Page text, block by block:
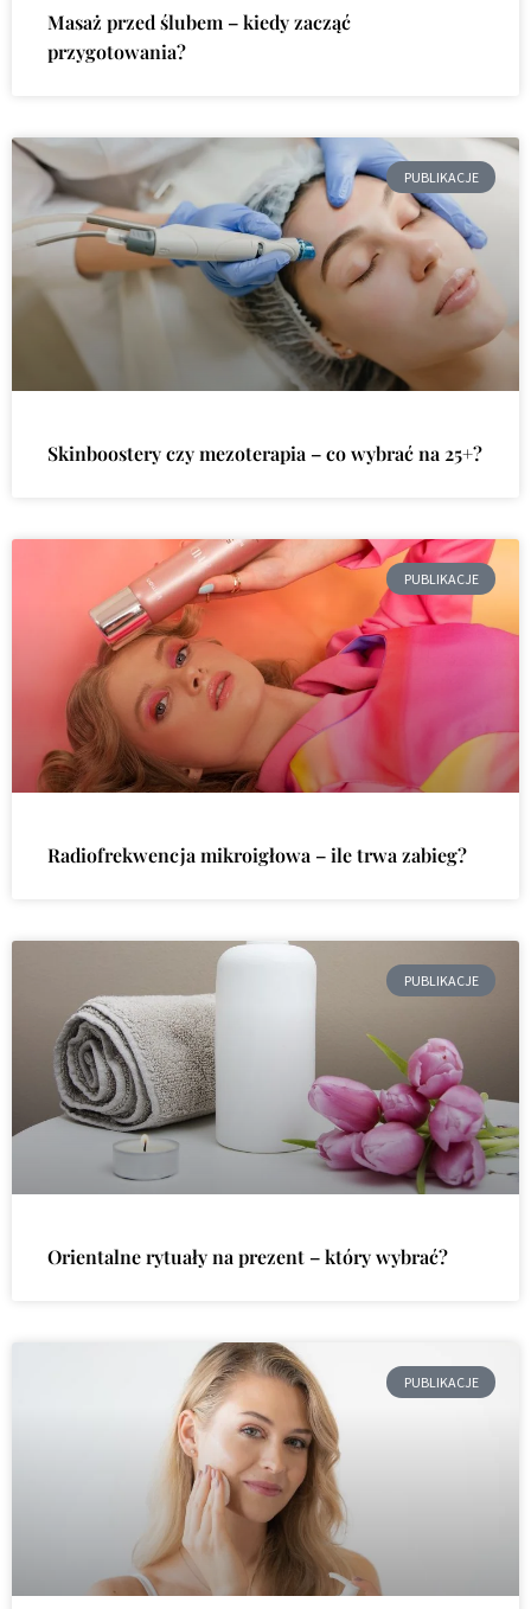
Masaż przed ślubem – kiedy zacząć
przygotowania?
PUBLIKACJE
Skinboostery czy mezoterapia – co wybrać na 25+?
PUBLIKACJE
Radiofrekwencja mikroigłowa – ile trwa zabieg?
PUBLIKACJE
Orientalne rytuały na prezent – który wybrać?
PUBLIKACJE